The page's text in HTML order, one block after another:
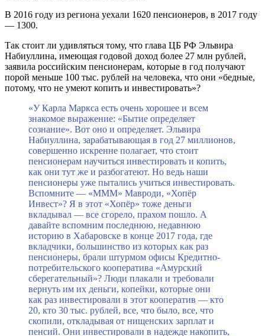
В 2016 году из региона уехали 1620 пенсионеров, в 2017 году
— 1300.
Так стоит ли удивляться тому, что глава ЦБ РФ Эльвира
Набиуллина, имеющая годовой доход более 27 млн рублей,
заявила российским пенсионерам, которые в год получают
порой меньше 100 тыс. рублей на человека, что они «бедные,
потому, что не умеют копить и инвестировать»?
«У Карла Маркса есть очень хорошее и всем
знакомое выражение: «Бытие определяет
сознание». Вот оно и определяет. Эльвира
Набиуллина, зарабатывающая в год 27 миллионов,
совершенно искренне полагает, что стоит
пенсионерам научиться инвестировать и копить,
как они тут же и разбогатеют. Но ведь наши
пенсионеры уже пытались учиться инвестировать.
Вспомните — «МММ» Мавроди, «Хопёр
Инвест»? Я в этот «Хопёр» тоже деньги
вкладывал — все сгорело, прахом пошло. А
давайте вспомним последнюю, недавнюю
историю в Хабаровске в конце 2017 года, где
вкладчики, большинство из которых как раз
пенсионеры, брали штурмом офисы Кредитно-
потребительского кооператива «Амурский
сберегательный»? Люди плакали и требовали
вернуть им их деньги, копейки, которые они
как раз инвестировали в этот кооператив — кто
20, кто 30 тыс. рублей, все, что было, все, что
скопили, откладывая от нищенских зарплат и
пенсий. Они инвестировали в надежде накопить,